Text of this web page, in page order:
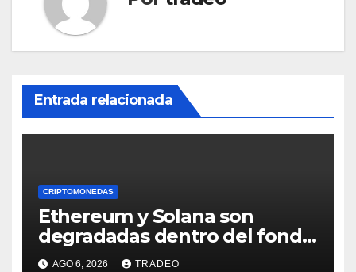
Entrada relacionada
CRIPTOMONEDAS
Ethereum y Solana son
degradadas dentro del fondo
de Grayscale
AGO 6, 2026 TRADEO